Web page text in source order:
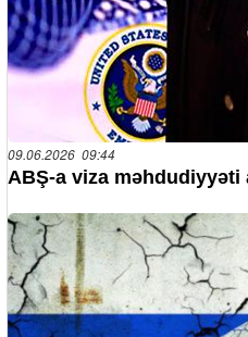
09.06.2026 09:44
ABŞ-a viza məhdudiyyəti